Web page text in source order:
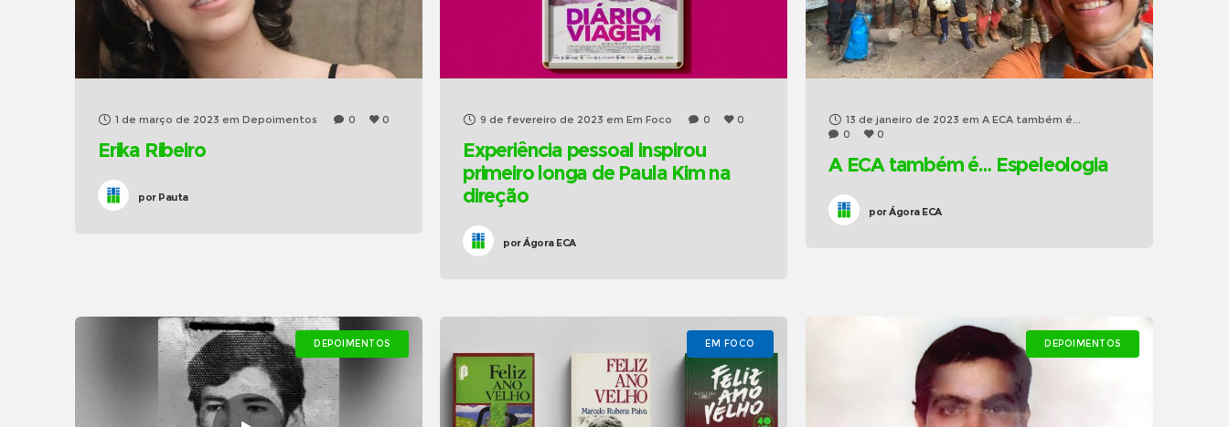
1 de março de 2023 em Depoimentos 0 0
Erika Ribeiro
porPauta
9 de fevereiro de 2023 em Em Foco 0 0
Experiência pessoal inspirou
primeiro longa de Paula Kim na
direção
porÁgora ECA
13 de janeiro de 2023 em A ECA também é...
0
0
A ECA também é… Espeleologia
porÁgora ECA
DEPOIMENTOS EM FOCO DEPOIMENTOS